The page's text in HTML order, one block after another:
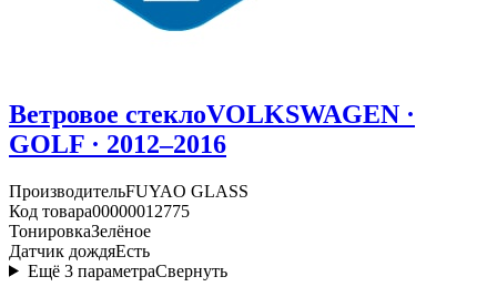
Ветровое стеклоVOLKSWAGEN ·
GOLF · 2012–2016
ПроизводительFUYAO GLASS
Код товара00000012775
ТонировкаЗелёное
Датчик дождяЕсть
Ещё 3 параметраСвернуть